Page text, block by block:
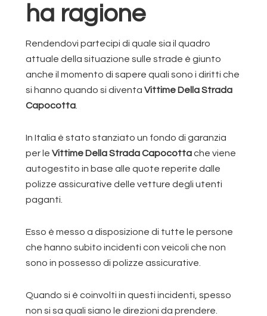
ha ragione
Rendendovi partecipi di quale sia il quadro
attuale della situazione sulle strade è giunto
anche il momento di sapere quali sono i diritti che
si hanno quando si diventaVittime Della Strada
Capocotta
In Italia è stato stanziato un fondo di garanzia
per leVittime Della Strada Capocottache viene
autogestito in base alle quote reperite dalle
polizze assicurative delle vetture degli utenti
paganti.
Esso è messo a disposizione di tutte le persone
che hanno subito incidenti con veicoli che non
sono in possesso di polizze assicurative.
Quando si è coinvolti in questi incidenti, spesso
non si sa quali siano le direzioni da prendere.